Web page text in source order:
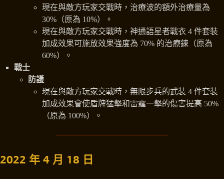
現在與敵方玩家交戰時，治療波的額外治療量為
30%（原為 10%）。
現在與敵方玩家交戰時，神通語星者戰衣 4 件套裝
加成效果可施放效果強度為 70% 的治療鍊（原為
60%）。
戰士
防護
現在與敵方玩家交戰時，無限步兵的武裝 4 件套裝
加成效果會使盾牌猛擊和雷霆一擊的傷害提高 50%
（原為 100%）。
2022 年 4 月 18 日